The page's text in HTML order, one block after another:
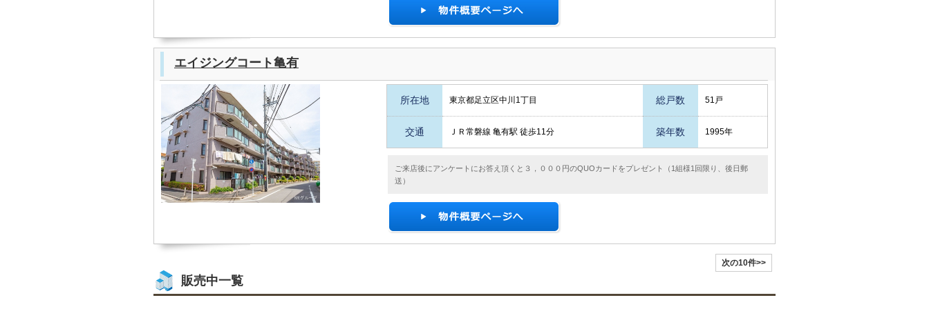
エイジングコート亀有
所在地 東京都足立区中川1丁目 総戸数 51戸
交通 ＪＲ常磐線 亀有駅 徒歩11分 築年数 1995年
ご来店後にアンケートにお答え頂くと３，０００円のQUOカードをプレゼント（1組様1回限り、後日郵
送）
次の10件>>
販売中一覧